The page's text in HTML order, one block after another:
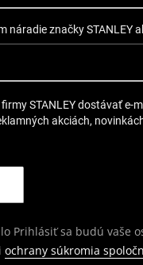
náradie značky STANLEY
STANLEY dostávať e-
akciách,
Prihlásiť sa budú vaše
ochrany súkromia